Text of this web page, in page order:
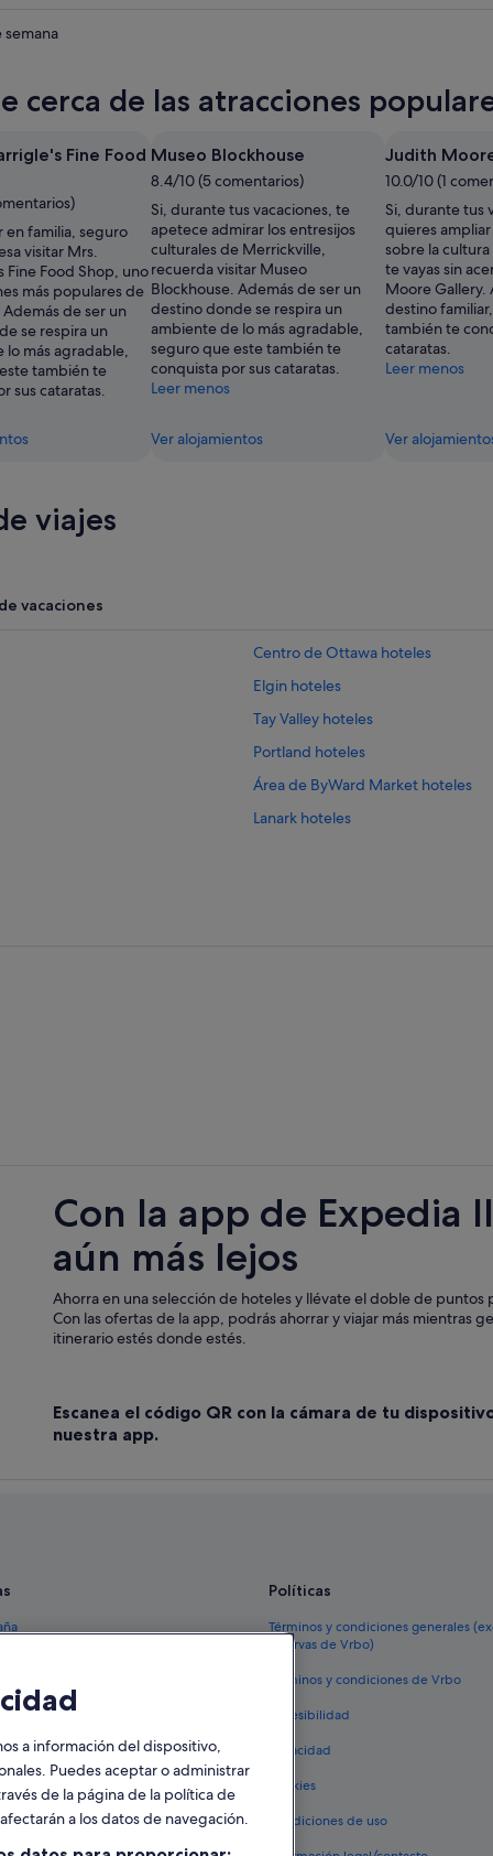
semana
cerca de las atracciones
Fine Food
en familia, seguro
visitar Mrs.
Fine Food Shop, uno
más populares de
de ser un
se respira un
lo más agradable,
también te
sus cataratas.
Museo Blockhouse
8.4/10 (5 comentarios)
Si, durante tus vacaciones, te
apetece admirar los entresijos
culturales de Merrickville,
recuerda visitar Museo
Blockhouse. Además de ser un
destino donde se respira un
ambiente de lo más agradable,
seguro que este también te
conquista por sus cataratas.
Leer menos
Ver alojamientos
Judith
10.0/10 (1
Si, durante tus
quieres
sobre la
te vayas sin
Moore Gallery.
destino
también te
cataratas.
Leer menos
Ver
viajes
vacaciones
Centro de Ottawa hoteles
Elgin hoteles
Tay Valley hoteles
Portland hoteles
Área de ByWard Market hoteles
Lanark hoteles
Prescott hoteles
Gloucester hoteles
Hoteles con conserje en Ottawa
Frankville hoteles
Con la app de Expedia
aún más lejos
Ahorra en una selección de hoteles y llévate el doble de puntos
Con las ofertas de la app, podrás ahorrar y viajar más mientras
itinerario estés donde estés.
Escanea el código QR con la cámara de tu
nuestra app.
España
en España
en España
Políticas
Términos y condiciones generales
reservas de Vrbo)
Términos y condiciones de Vrbo
Accesibilidad
Privacidad
Cookies
Condiciones de uso
a información del dispositivo,
Puedes aceptar o administrar
de la página de la política de
a los datos de navegación.